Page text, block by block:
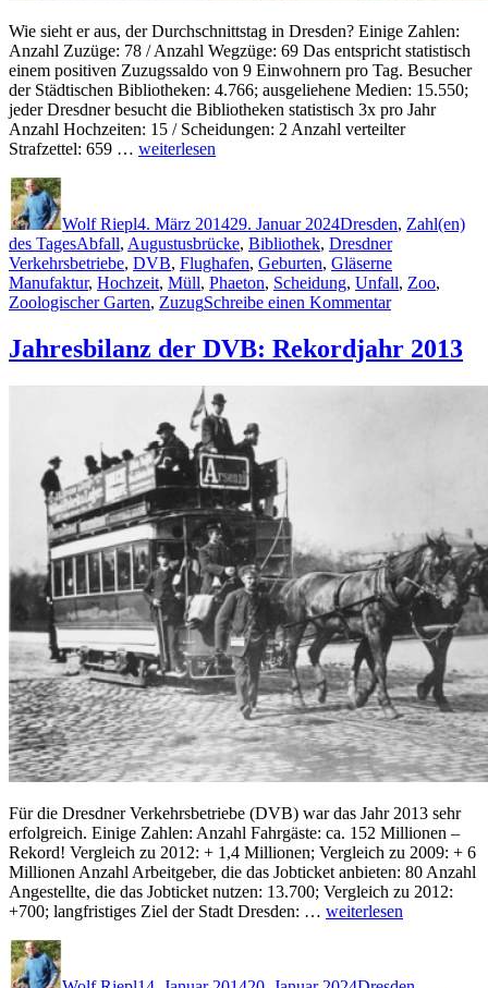
Wie sieht er aus, der Durchschnittstag in Dresden? Einige Zahlen:
Anzahl Zuzüge: 78 / Anzahl Wegzüge: 69 Das entspricht statistisch
einem positiven Zuzugssaldo von 9 Einwohnern pro Tag. Besucher
der Städtischen Bibliotheken: 4.766; ausgeliehene Medien: 15.550;
jeder Dresdner besucht die Bibliotheken statistisch 3x pro Jahr
Anzahl Hochzeiten: 15 / Scheidungen: 2 Anzahl verteilter
Strafzettel: 659 … „Ein
weiterlesen
Wolf Riepl4. März 201429. Januar 2024Dresden, Zahl(en)
des TagesSchlagwörter
Abfall, Augustusbrücke, Bibliothek, Dresdner
Verkehrsbetriebe, DVB, Flughafen, Geburten, Gläserne
Manufaktur, Hochzeit, Müll, Phaeton, Scheidung, Unfall, Zoo,
Zoologischer Garten, ZuzugSchreibe einen Kommentarzu
in
Jahresbilanz der DVB: Rekordjahr 2013
Für die Dresdner Verkehrsbetriebe (DVB) war das Jahr 2013 sehr
erfolgreich. Einige Zahlen: Anzahl Fahrgäste: ca. 152 Millionen –
Rekord! Vergleich zu 2012: + 1,4 Millionen; Vergleich zu 2009: + 6
Millionen Anzahl Arbeitgeber, die das Jobticket anbieten: 80 Anzahl
Angestellte, die das Jobticket nutzen: 13.700; Vergleich zu 2012:
+700; langfristiges Ziel der Stadt Dresden: … „Jahresbilanz
weiterlesen